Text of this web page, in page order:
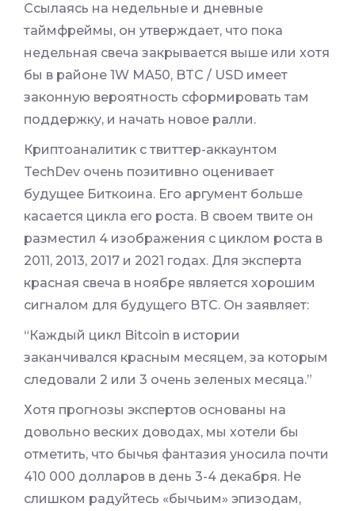
Ссылаясь на недельные и дневные
таймфреймы, он утверждает, что пока
недельная свеча закрывается выше или хотя
бы в районе 1W MA50, BTC / USD имеет
законную вероятность сформировать там
поддержку, и начать новое ралли.
Криптоаналитик с твиттер-аккаунтом
TechDev очень позитивно оценивает
будущее Биткоина. Его аргумент больше
касается цикла его роста. В своем твите он
разместил 4 изображения с циклом роста в
2011, 2013, 2017 и 2021 годах. Для эксперта
красная свеча в ноябре является хорошим
сигналом для будущего BTC. Он заявляет:
“Каждый цикл Bitcoin в истории
заканчивался красным месяцем, за которым
следовали 2 или 3 очень зеленых месяца.”
Хотя прогнозы экспертов основаны на
довольно веских доводах, мы хотели бы
отметить, что бычья фантазия уносила почти
410 000 долларов в день 3-4 декабря. Не
слишком радуйтесь «бычьим» эпизодам,